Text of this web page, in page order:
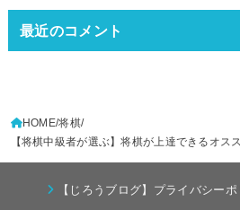
最近のコメント
HOME 将棋
【将棋中級者が選ぶ】将棋が上達できるオス
【じろうブログ】プライバシー